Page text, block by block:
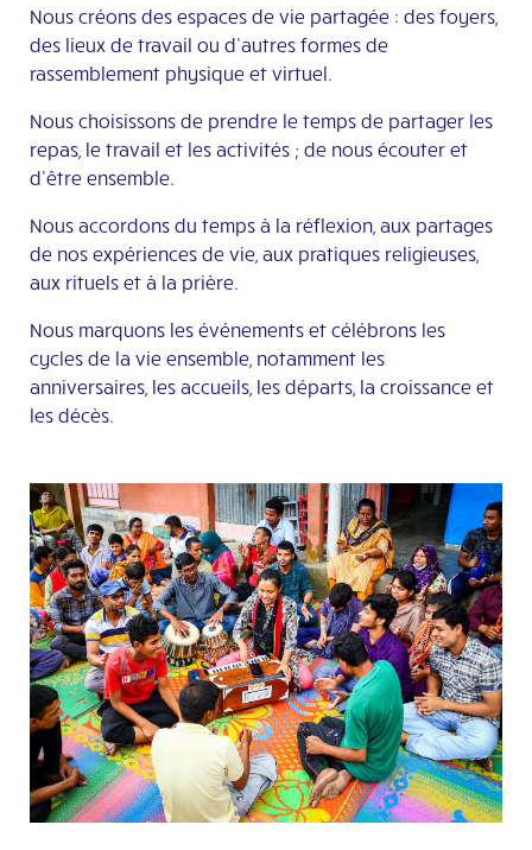
Nous créons des espaces de vie partagée : des foyers,
des lieux de travail ou d’autres formes de
rassemblement physique et virtuel.
Nous choisissons de prendre le temps de partager les
repas, le travail et les activités ; de nous écouter et
d’être ensemble.
Nous accordons du temps à la réflexion, aux partages
de nos expériences de vie, aux pratiques religieuses,
aux rituels et à la prière.
Nous marquons les événements et célébrons les
cycles de la vie ensemble, notamment les
anniversaires, les accueils, les départs, la croissance et
les décès.